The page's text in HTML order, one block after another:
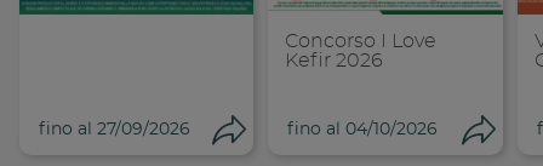
fino al 27/09/2026
Concorso I Love
Kefir 2026
fino al 04/10/2026